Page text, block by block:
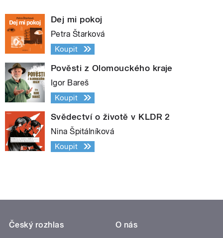
Dej mi pokoj
Petra Štarková
Koupit
Pověsti z Olomouckého kraje
Igor Bareš
Koupit
Svědectví o životě v KLDR 2
Nina Špitálníková
Koupit
Český rozhlas
O nás